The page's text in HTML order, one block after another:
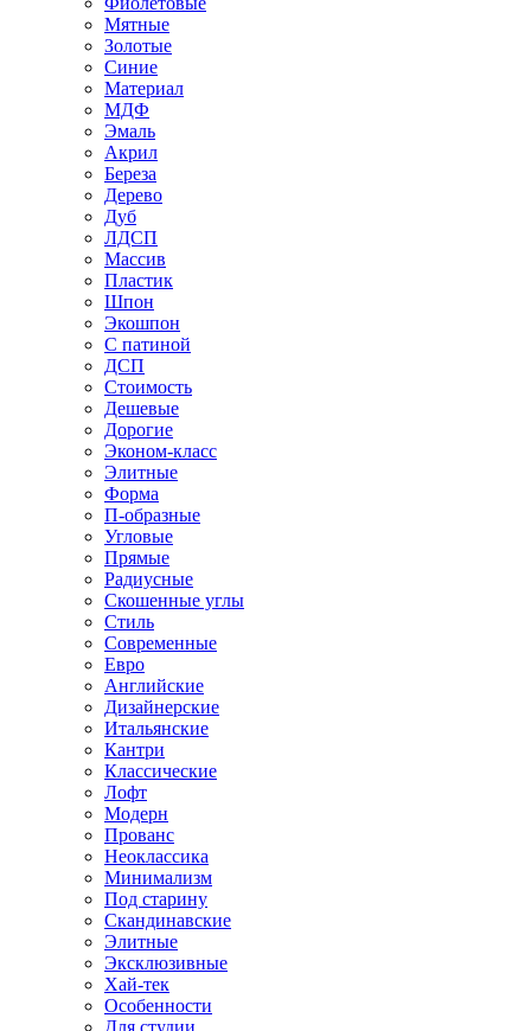
Мятные
Золотые
Синие
Материал
МДФ
Эмаль
Акрил
Береза
Дерево
Дуб
ЛДСП
Массив
Пластик
Шпон
Экошпон
С патиной
ДСП
Стоимость
Дешевые
Дорогие
Эконом-класс
Элитные
Форма
П-образные
Угловые
Прямые
Радиусные
Скошенные углы
Стиль
Современные
Евро
Английские
Дизайнерские
Итальянские
Кантри
Классические
Лофт
Модерн
Прованс
Неоклассика
Минимализм
Под старину
Скандинавские
Элитные
Эксклюзивные
Хай-тек
Особенности
Для студии